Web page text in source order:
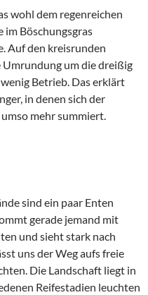
wohl dem regenreichen
im Böschungsgras
Auf den kreisrunden
um die dreißig
Betrieb. Das erklärt
in denen sich der
mehr summiert.
sind ein paar Enten
gerade jemand mit
und sieht stark nach
uns der Weg aufs freie
Die Landschaft liegt in
Reifestadien leuchten